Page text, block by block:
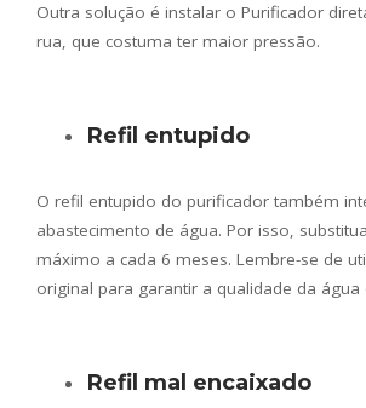
Outra solução é instalar o Purificador
rua, que costuma ter maior pressão.
Refil entupido
O refil entupido do purificador também
abastecimento de água. Por isso,
máximo a cada 6 meses. Lembre-se de
original para garantir a qualidade da água
Refil mal encaixado